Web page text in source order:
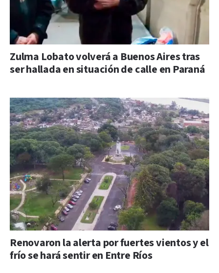
Zulma Lobato volverá a Buenos Aires tras
ser hallada en situación de calle en Paraná
Renovaron la alerta por fuertes vientos y el
frío se hará sentir en Entre Ríos